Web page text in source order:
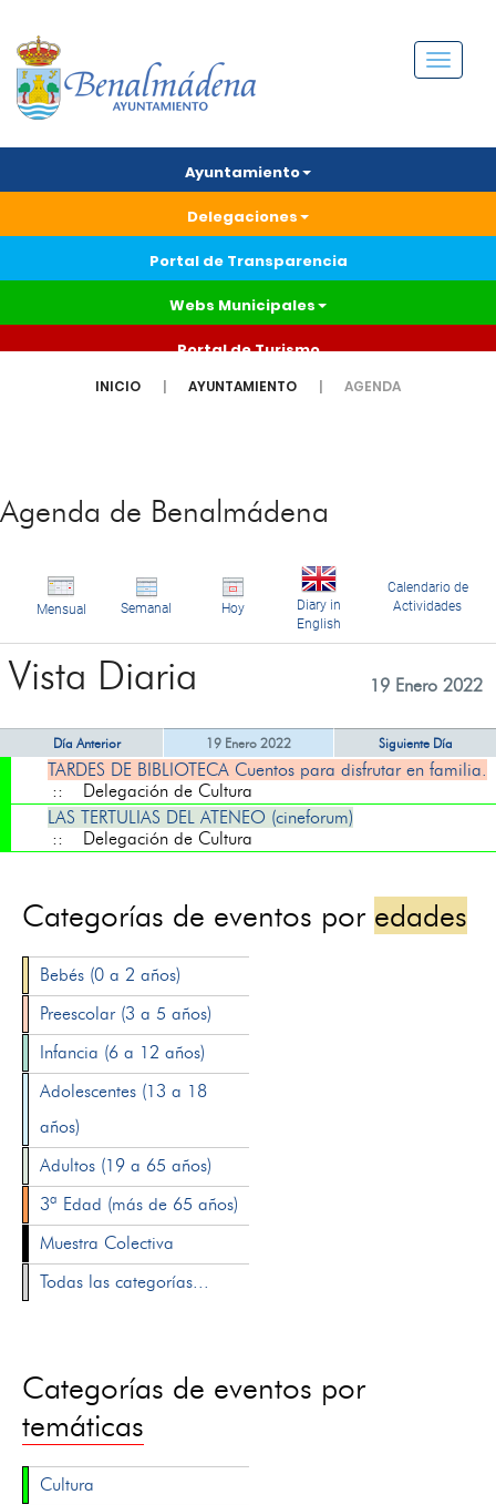
Menú
Ayuntamiento
Delegaciones
Portal de Transparencia
Webs Municipales
Portal de Turismo
INICIO AYUNTAMIENTO AGENDA
Agenda de Benalmádena
Mensual Semanal Hoy
Diary in
English
Calendario de
Actividades
Vista Diaria 19 Enero 2022
Día Anterior 19 Enero 2022 Siguiente Día
TARDES DE BIBLIOTECA Cuentos para disfrutar en familia.
:: Delegación de Cultura
LAS TERTULIAS DEL ATENEO (cineforum)
:: Delegación de Cultura
Categorías de eventos por edades
Bebés (0 a 2 años)
Preescolar (3 a 5 años)
Infancia (6 a 12 años)
Adolescentes (13 a 18
años)
Adultos (19 a 65 años)
3ª Edad (más de 65 años)
Muestra Colectiva
Todas las categorías...
Categorías de eventos por
temáticas
Cultura